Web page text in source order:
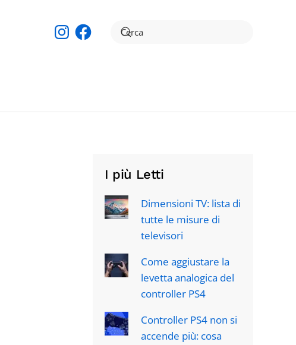
InstagramFacebook
I più Letti
Dimensioni TV: lista di
tutte le misure di
televisori
Come aggiustare la
levetta analogica del
controller PS4
Controller PS4 non si
accende più: cosa